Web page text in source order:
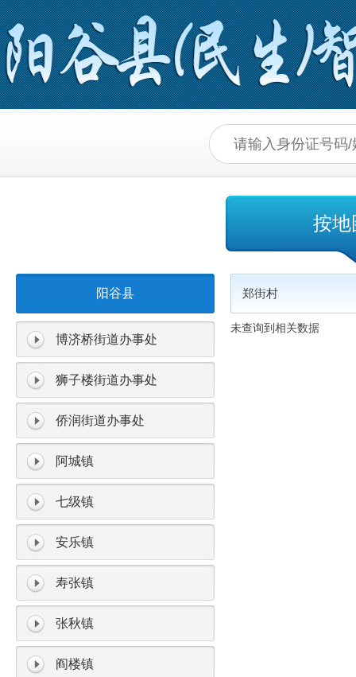
按地
阳谷县
博济桥街道办事处
狮子楼街道办事处
侨润街道办事处
阿城镇
七级镇
安乐镇
寿张镇
张秋镇
阎楼镇
郑街村
未查询到相关数据